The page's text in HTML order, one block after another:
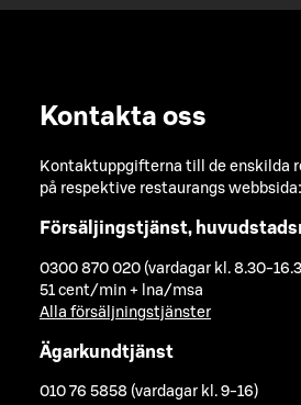
Kontakta oss
Kontaktuppgifterna till de enskilda
på respektive restaurangs webbsida:
Försäljingstjänst,
0300 870 020 (vardagar kl. 8.30-
51 cent/min + lna/msa
Alla försäljningstjänster
Ägarkundtjänst
010 76 5858 (vardagar kl. 9-16)